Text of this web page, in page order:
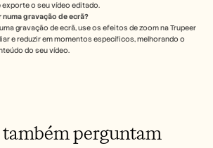
exporte o seu vídeo editado.
gravação de ecrã?
gravação de ecrã, use os efeitos de zoom na Trupeer
e reduzir em momentos específicos, melhorando o
do seu vídeo.
também perguntam